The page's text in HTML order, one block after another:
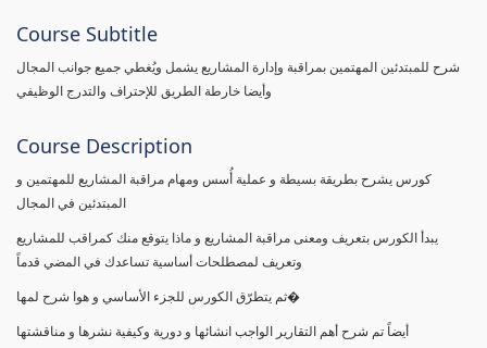
Course Subtitle
شرح للمبتدئين المهتمين بمراقبة وإدارة المشاريع يشمل ويُغطي جميع جوانب المجال
وأيضا خارطة الطريق للإحتراف والتدرج الوظيفي
Course Description
كورس يشرح بطريقة بسيطة و عملية أُسس ومهام مراقبة المشاريع للمهتمين و
المبتدئين في المجال
يبدأ الكورس بتعريف ومعنى مراقبة المشاريع و ماذا يتوقع منك كمراقب للمشاريع
وتعريف لمصطلحات أساسية تساعدك في المضي قدماً
ثم يتطرّق الكورس للجزء الأساسي و هوا شرح لمها�
أيضاً تم شرح أهم التقارير الواجب انشائها و دورية وكيفية نشرها و مناقشتها